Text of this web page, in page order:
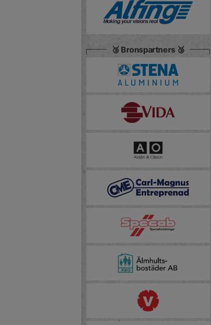
🥉 Bronspartners 🥉